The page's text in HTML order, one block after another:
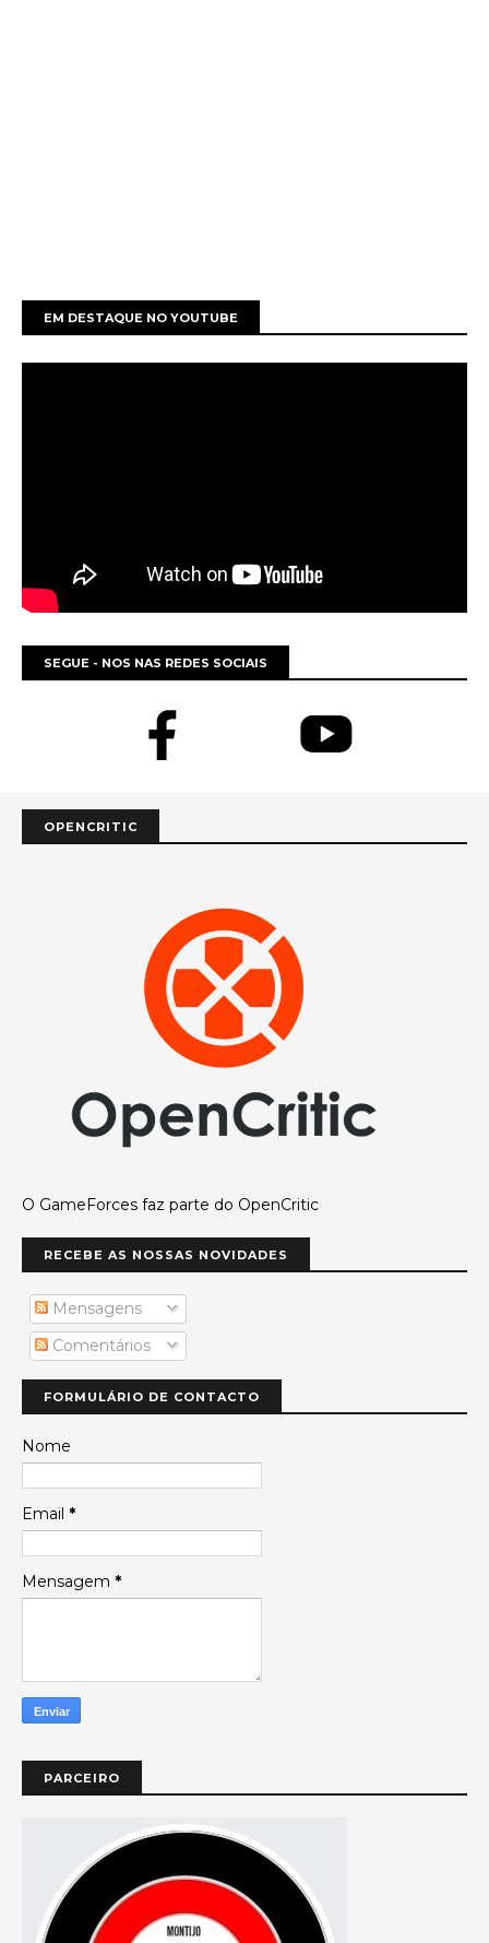
EM DESTAQUE NO YOUTUBE
SEGUE - NOS NAS REDES SOCIAIS
OPENCRITIC
O GameForces faz parte do OpenCritic
RECEBE AS NOSSAS NOVIDADES
Mensagens
Comentários
FORMULÁRIO DE CONTACTO
Nome
Email *
Mensagem *
PARCEIRO